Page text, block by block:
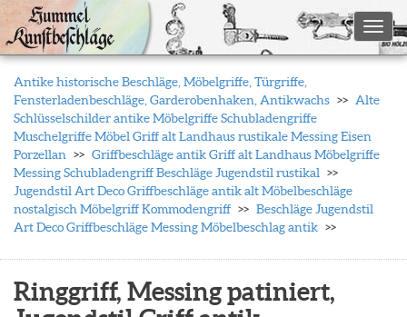
Antike historische Beschläge, Möbelgriffe, Türgriffe,
Fensterladenbeschläge, Garderobenhaken, Antikwachs
Alte
Schlüsselschilder antike Möbelgriffe Schubladengriffe
Muschelgriffe Möbel Griff alt Landhaus rustikale Messing Eisen
Porzellan
Griffbeschläge antik Griff alt Landhaus Möbelgriffe
Messing Schubladengriff Beschläge Jugendstil rustikal
Jugendstil Art Deco Griffbeschläge antik alt Möbelbeschläge
nostalgisch Möbelgriff Kommodengriff
Beschläge Jugendstil
Art Deco Griffbeschläge Messing Möbelbeschlag antik
Ringgriff, Messing patiniert,